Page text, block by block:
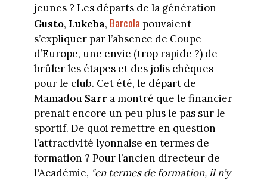
jeunes ? Les départs de la génération
Gusto, Lukeba, Barcola pouvaient
s’expliquer par l’absence de Coupe
d’Europe, une envie (trop rapide ?) de
brûler les étapes et des jolis chèques
pour le club. Cet été, le départ de
Mamadou Sarr a montré que le financier
prenait encore un peu plus le pas sur le
sportif. De quoi remettre en question
l’attractivité lyonnaise en termes de
formation ? Pour l’ancien directeur de
l'Académie, "en termes de formation, il n’y